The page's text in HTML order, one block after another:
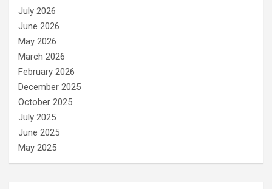
July 2026
June 2026
May 2026
March 2026
February 2026
December 2025
October 2025
July 2025
June 2025
May 2025